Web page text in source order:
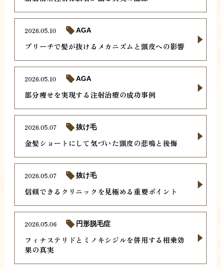
ブリーチで髪が抜けるメカニズムと頭皮への影響
2026.05.10 AGA
部分痩せを実現する注射治療の成功事例
2026.05.10 AGA
金髪ショートにして気づいた頭皮の悲鳴と後悔
2026.05.07 抜け毛
信頼できるクリニックを見極める重要ポイント
2026.05.07 抜け毛
フィナステリドとミノキシジルを併用する相乗効
果の真実
2026.05.06 円形脱毛症